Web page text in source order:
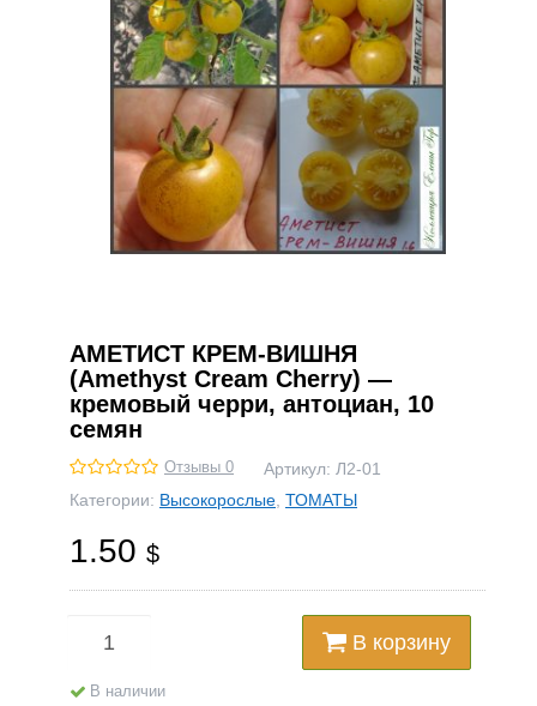
АМЕТИСТ КРЕМ-ВИШНЯ
(Amethyst Cream Cherry) —
кремовый черри, антоциан, 10
семян
Отзывы 0 Артикул: Л2-01
Категории: Высокорослые ТОМАТЫ
1.50 $
В корзину
В наличии